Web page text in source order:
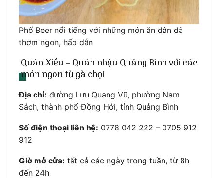
Phố Beer nổi tiếng với những món ăn dân dã
thơm ngon, hấp dẫn
Quán Xiều – Quán nhậu Quảng Bình với các
món ngon từ gà chọi
Địa chỉ: đường Lưu Quang Vũ, phường Nam
Sách, thành phố Đồng Hới, tỉnh Quảng Bình
Số điện thoại liên hệ: 0778 042 222 – 0705 912
912
Giờ mở cửa: tất cả các ngày trong tuần, từ 8h
đến 24h